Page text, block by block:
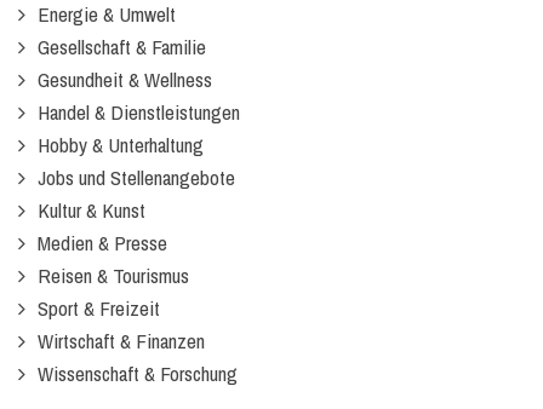
Energie & Umwelt
Gesellschaft & Familie
Gesundheit & Wellness
Handel & Dienstleistungen
Hobby & Unterhaltung
Jobs und Stellenangebote
Kultur & Kunst
Medien & Presse
Reisen & Tourismus
Sport & Freizeit
Wirtschaft & Finanzen
Wissenschaft & Forschung